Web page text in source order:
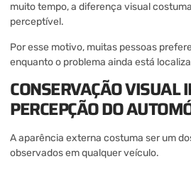
muito tempo, a diferença visual
perceptível.
Por esse motivo, muitas pessoas
enquanto o problema ainda está
CONSERVAÇÃO VISUAL
PERCEPÇÃO DO
A aparência externa costuma ser um
observados em qualquer veículo.